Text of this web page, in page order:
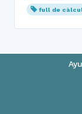
full de